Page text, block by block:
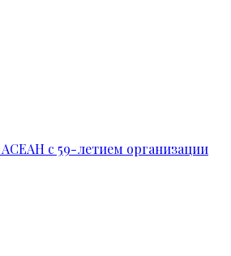
с 59-летием организации